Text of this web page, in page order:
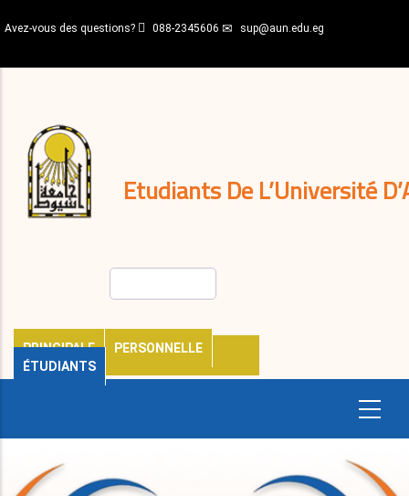
au
principal
Avez-vous des questions? 088-2345606 sup@aun.edu.eg
Etudiants De L’Université
PRINCIPALE
PERSONNELLE
ÉTUDIANTS
décisions
Expatriés
Journal